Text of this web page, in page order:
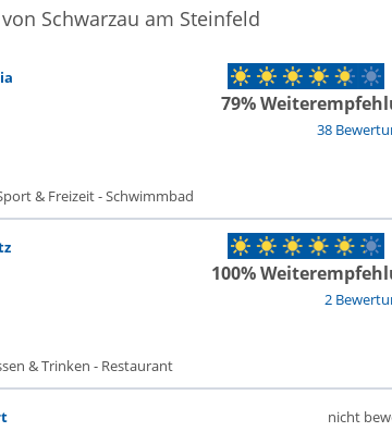
Schwarzau am Steinfeld
38
79%
& Freizeit - Schwimmbad
2
100%
& Trinken - Restaurant
nicht